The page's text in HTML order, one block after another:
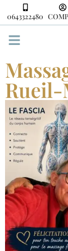
0643322480
Rueil-